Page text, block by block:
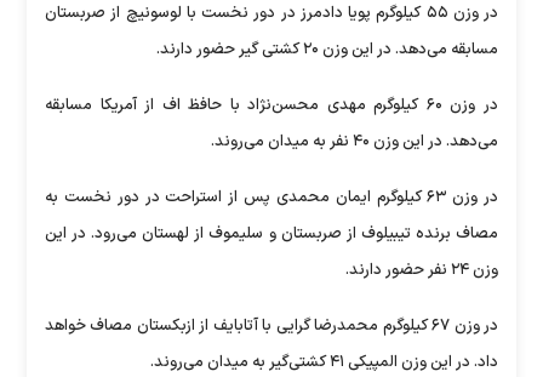
در وزن ۵۵ کیلوگرم پویا دادمرز در دور نخست با لوسونیچ از صربستان
مسابقه می‌دهد. در این وزن ۲۰ کشتی گیر حضور دارند.
در وزن ۶۰ کیلوگرم مهدی محسن‌نژاد با حافظ اف از آمریکا مسابقه
می‌دهد. در این وزن ۴۰ نفر به میدان می‌روند.
در وزن ۶۳ کیلوگرم ایمان محمدی پس از استراحت در دور نخست به
مصاف برنده تیبیلوف از صربستان و سلیموف از لهستان می‌رود. در این
وزن ۲۴ نفر حضور دارند.
در وزن ۶۷ کیلوگرم محمدرضا گرایی با آتابایف از ازبکستان مصاف خواهد
داد. در این وزن المپیکی ۴۱ کشتی‌گیر به میدان می‌روند.